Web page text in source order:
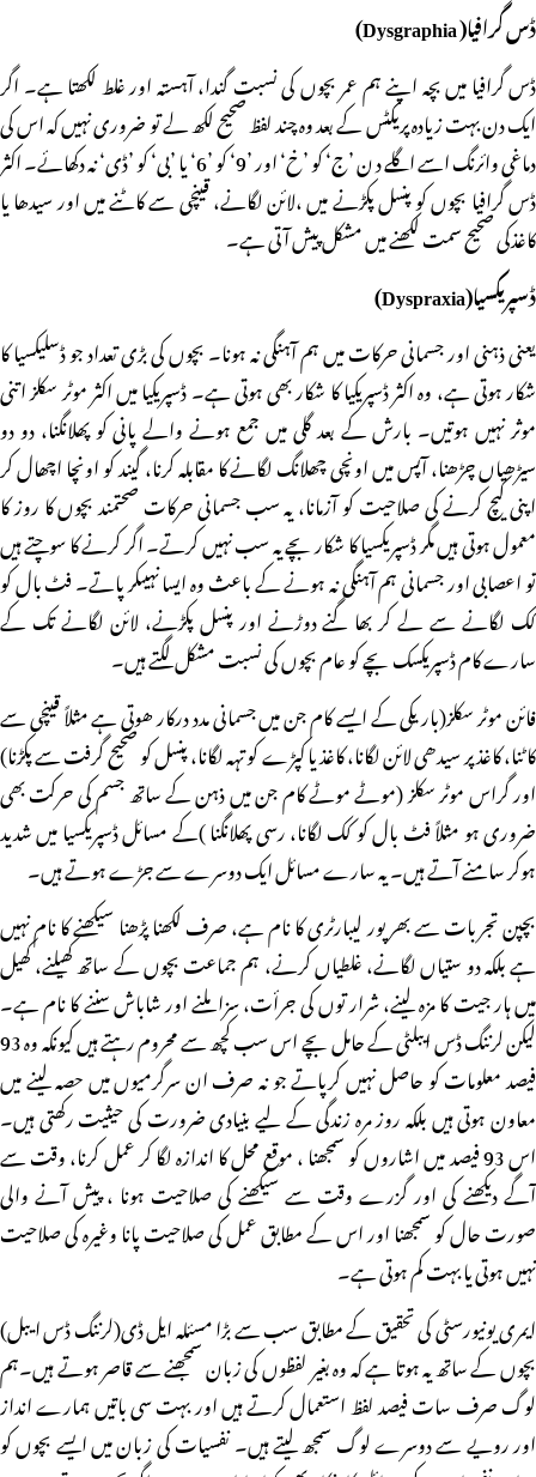
ڈس گرافیا( Dysgraphia)
ڈس گرافیا میں بچہ اپنے ہم عمر بچوں کی نسبت گندا، آہستہ اور غلط لکھتا ہے۔ اگر
ایک دن بہت زیادہ پریکٹس کے بعد وہ چند لفظ صحیح لکھ لے تو ضروری نہیں کہ اس کی
دماغی وائرنگ اسے اگلے د ن ’ج‘ کو ’خ‘ اور ’9‘ کو ’6‘ یا ’بی‘ کو ’ڈی‘ نہ دکھائے۔ اکثر
ڈس گرافیا بچوں کو پنسل پکڑنے میں ،لائن لگانے، قینچی سے کاٹنے میں اور سیدھا یا
کاغذکی صحیح سمت لکھنے میں مشکل پیش آ تی ہے۔
ڈسپریکسیا(Dyspraxia)
یعنی ذہنی اور جسمانی حرکات میں ہم آہنگی نہ ہونا۔ بچوں کی بڑی تعداد جو ڈسلیکسیا کا
شکار ہوتی ہے، وہ اکثر ڈسپریکیا کا شکار بھی ہوتی ہے۔ ڈسپریکیا میں اکثر موٹر سکلز اتنی
موثر نہیں ہوتیں۔ بارش کے بعد گلی میں جمع ہونے والے پانی کو پھلانگنا، دو دو
سیڑھیاں چڑھنا، آپس میں اونچی چھلانگ لگانے کا مقابلہ کرنا، گیند کو اونچا اچھال کر
اپنی کیچ کرنے کی صلاحیت کو آزمانا، یہ سب جسمانی حرکات صحتمند بچوں کا روز کا
معمول ہوتی ہیں مگر ڈسپریکسیا کا شکار بچے یہ سب نہیں کرتے۔ اگر کرنے کا سوچتے ہیں
تو اعصابی اور جسمانی ہم آہنگی نہ ہونے کے باعث وہ ایسا نہیںکر پاتے۔ فٹ بال کو
کک لگانے سے لے کر بھا گنے دوڑنے اور پنسل پکڑنے، لائن لگانے تک کے
سارے کام ڈسپریکسک بچے کو عام بچوں کی نسبت مشکل لگتے ہیں۔
فائن موٹر سکلز(باریکی کے ایسے کام جن میں جسمانی مدد درکار ھوتی ہے مثلاً قینچی سے
کاٹنا، کاغذ پر سیدھی لائن لگانا، کاغذ یا کپڑے کو تہہ لگانا، پنسل کو صحیح گرفت سے پکڑنا)
اور گراس موٹر سکلز (موٹے موٹے کام جن میں ذہن کے ساتھ جسم کی حرکت بھی
ضروری ہو مثلاً فٹ بال کو کک لگانا، رسی پھلانگنا )کے مسائل ڈسپریکسیا میں شدید
ہوکر سامنے آتے ہیں۔ یہ سارے مسائل ایک دوسرے سے جڑے ہوتے ہیں۔
بچپن تجربات سے بھرپور لیبارٹری کا نام ہے، صرف لکھنا پڑھنا سیکھنے کا نام نہیں
ہے بلکہ دو ستیاں لگانے، غلطیاں کرنے، ہم جماعت بچوں کے ساتھ کھیلنے، کھیل
میں ہار جیت کا مزہ لینے، شرار توں کی جرأت، سزا ملنے اور شاباش سننے کا نام ہے۔
لیکن لرننگ ڈس ایبلٹی کے حامل بچے اس سب کچھ سے محروم رہتے ہیں کیونکہ وہ 93
فیصد معلومات کو حاصل نہیں کرپاتے جو نہ صرف ان سرگرمیوں میں حصہ لینے میں
معاون ہوتی ہیں بلکہ روز مرہ زندگی کے لیے بنیادی ضرورت کی حیثیت رکھتی ہیں۔
اس 93 فیصد میں اشاروں کو سمجھنا ، موقع محل کا اندازہ لگا کر عمل کرنا، وقت سے
آگے دیکھنے کی اور گزرے وقت سے سیکھنے کی صلاحیت ہونا ، پیش آنے والی
صورت حال کو سمجھنا اور اس کے مطابق عمل کی صلاحیت پانا وغیرہ کی صلاحیت
نہیں ہوتی یا بہت کم ہوتی ہے۔
ایمری یونیورسٹی کی تحقیق کے مطابق سب سے بڑا مسئلہ ایل ڈی(لرننگ ڈس ایبل)
بچوں کے ساتھ یہ ہوتا ہے کہ وہ بغیر لفظوں کی زبان سمجھنے سے قاصر ہوتے ہیں۔ہم
لوگ صرف سات فیصد لفظ استعمال کرتے ہیں اور بہت سی باتیں ہمارے انداز
اور رویے سے دوسرے لوگ سمجھ لیتے ہیں۔ نفسیات کی زبان میں ایسے بچوں کو